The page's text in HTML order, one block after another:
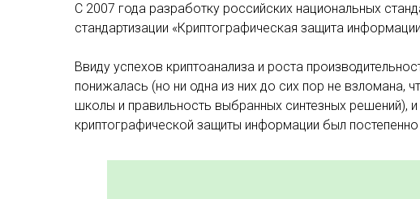
C 2007 года разработку российских национальных
стандартизации «Криптографическая защита
Ввиду успехов криптоанализа и роста
понижалась (но ни одна из них до сих пор не взломана,
школы и правильность выбранных синтезных решений),
криптографической защиты информации был